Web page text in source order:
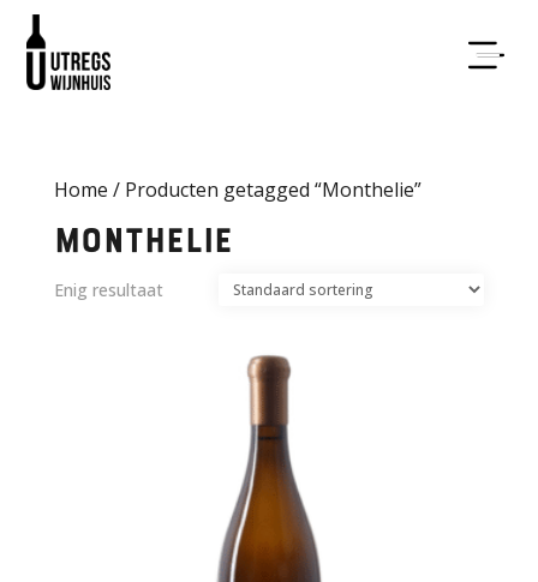
Home / Producten getagged “Monthelie”
Monthelie
Enig resultaat